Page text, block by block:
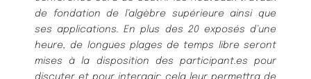
de fondation de l’algèbre supérieure ainsi que
ses applications. En plus des 20 exposés d’une
heure, de longues plages de temps libre seront
mises à la disposition des participant.es pour